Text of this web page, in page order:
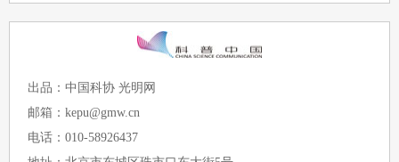
出品：中国科协 光明网
邮箱：kepu@gmw.cn
电话：010-58926437